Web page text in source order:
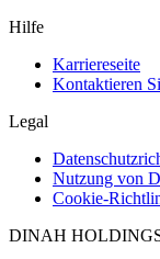
Hilfe
Karriereseite
Kontaktieren
Legal
Nutzung von
Cookie-
DINAH